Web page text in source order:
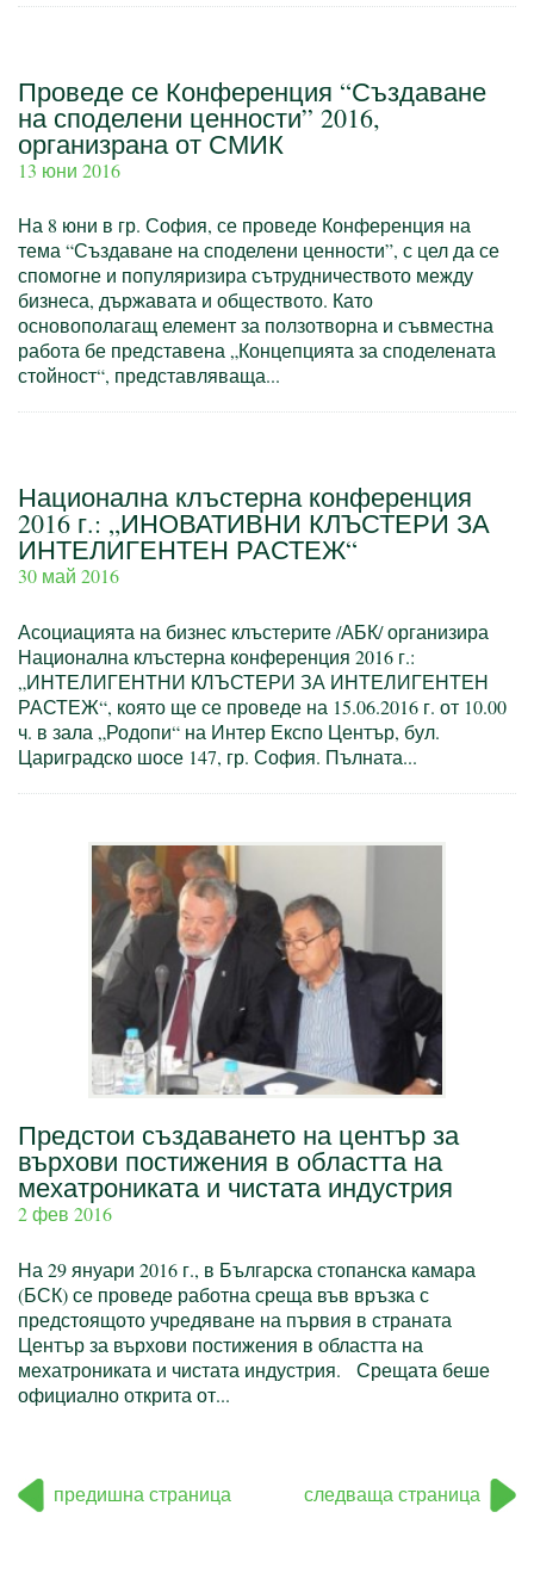
Проведе се Конференция “Създаване
на споделени ценности” 2016,
организрана от СМИК
13 юни 2016
На 8 юни в гр. София, се проведе Конференция на
тема “Създаване на споделени ценности”, с цел да се
спомогне и популяризира сътрудничеството между
бизнеса, държавата и обществото. Като
основополагащ елемент за ползотворна и съвместна
работа бе представена „Концепцията за споделената
стойност“, представляваща...
Национална клъстерна конференция
2016 г.: „ИНОВАТИВНИ КЛЪСТЕРИ ЗА
ИНТЕЛИГЕНТЕН РАСТЕЖ“
30 май 2016
Асоциацията на бизнес клъстерите /АБК/ организира
Национална клъстерна конференция 2016 г.:
„ИНТЕЛИГЕНТНИ КЛЪСТЕРИ ЗА ИНТЕЛИГЕНТЕН
РАСТЕЖ“, която ще се проведе на 15.06.2016 г. от 10.00
ч. в зала „Родопи“ на Интер Експо Център, бул.
Цариградско шосе 147, гр. София. Пълната...
Предстои създаването на център за
върхови постижения в областта на
мехатрониката и чистата индустрия
2 фев 2016
На 29 януари 2016 г., в Българска стопанска камара
(БСК) се проведе работна среща във връзка с
предстоящото учредяване на първия в страната
Център за върхови постижения в областта на
мехатрониката и чистата индустрия. Срещата беше
официално открита от...
предишна страница следваща страница